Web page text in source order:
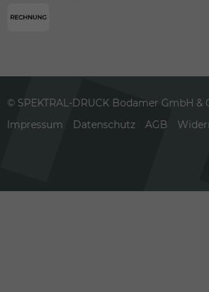
© SPEKTRAL-DRUCK Bodamer GmbH &
Impressum
Datenschutz AGB